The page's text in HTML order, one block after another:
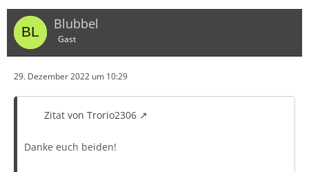
Blubbel
Gast
29. Dezember 2022 um 10:29
Zitat von Trorio2306
Danke euch beiden!